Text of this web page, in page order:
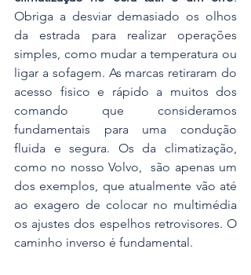
Obriga a desviar demasiado os olhos
da estrada para realizar operações
simples, como mudar a temperatura ou
ligar a sofagem. As marcas retiraram do
acesso fisico e rápido a muitos dos
comando que consideramos
fundamentais para uma condução
fluida e segura. Os da climatização,
como no nosso Volvo,  são apenas um
dos exemplos, que atualmente vão até
ao exagero de colocar no multimédia
os ajustes dos espelhos retrovisores. O
caminho inverso é fundamental.